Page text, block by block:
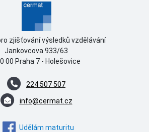
zjišťování výsledků vzdělávání
Jankovcova 933/63
00 Praha 7 - Holešovice
224 507 507
info@cermat.cz
Udělám maturitu